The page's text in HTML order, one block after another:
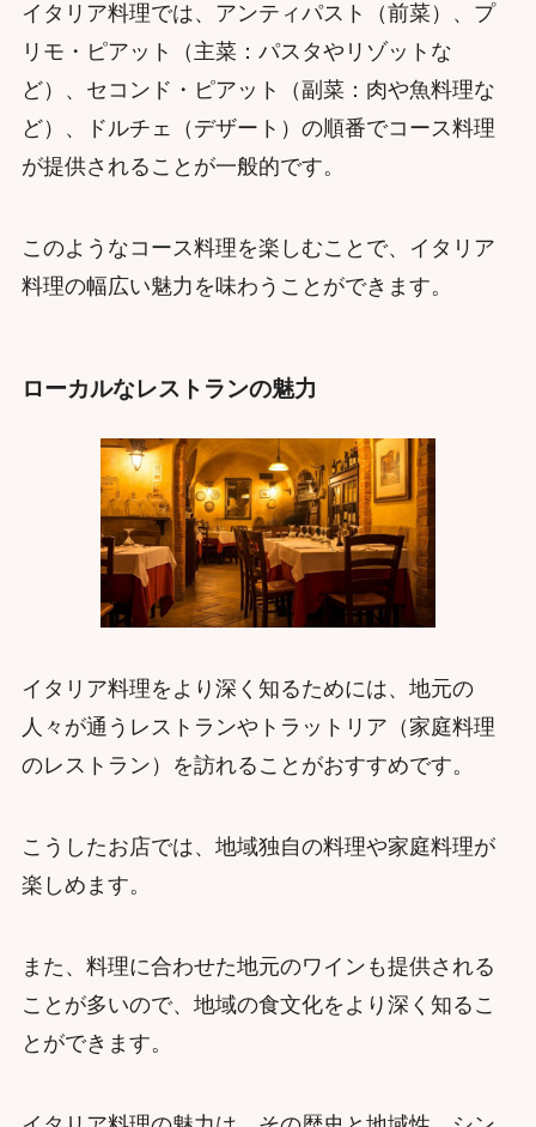
イタリア料理では、アンティパスト（前菜）、プ
リモ・ピアット（主菜：パスタやリゾットな
ど）、セコンド・ピアット（副菜：肉や魚料理な
ど）、ドルチェ（デザート）の順番でコース料理
が提供されることが一般的です。
このようなコース料理を楽しむことで、イタリア
料理の幅広い魅力を味わうことができます。
ローカルなレストランの魅力
イタリア料理をより深く知るためには、地元の
人々が通うレストランやトラットリア（家庭料理
のレストラン）を訪れることがおすすめです。
こうしたお店では、地域独自の料理や家庭料理が
楽しめます。
また、料理に合わせた地元のワインも提供される
ことが多いので、地域の食文化をより深く知るこ
とができます。